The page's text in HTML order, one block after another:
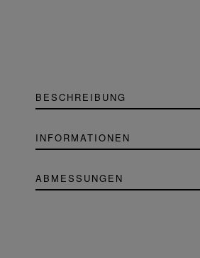
BESCHREIBUNG
INFORMATIONEN
ABMESSUNGEN